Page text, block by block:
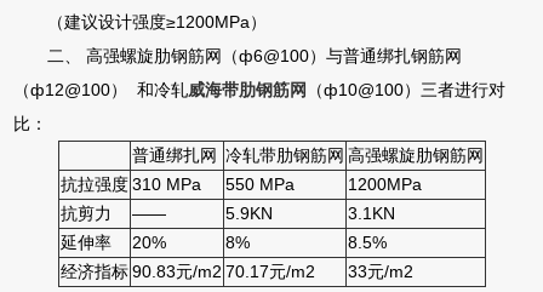
（建议设计强度≥1200MPa）
二、 高强螺旋肋钢筋网（ф6@100）与普通绑扎钢筋网
（ф12@100） 和冷轧威海带肋钢筋网 （ф10@100）三者进行对
比：
普通绑扎网 冷轧带肋钢筋网 高强螺旋肋钢筋网
抗拉强度 310 MPa 550 MPa
1200MPa
抗剪力
—— 5.9KN
3.1KN
延伸率
20% 8%
8.5%
经济指标 90.83元/m2 70.17元/m2
33元/m2